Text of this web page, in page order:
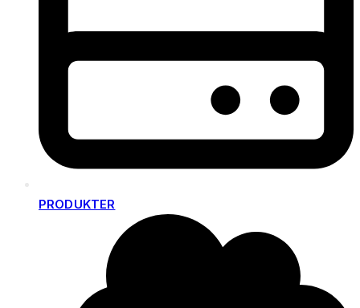
PRODUKTER